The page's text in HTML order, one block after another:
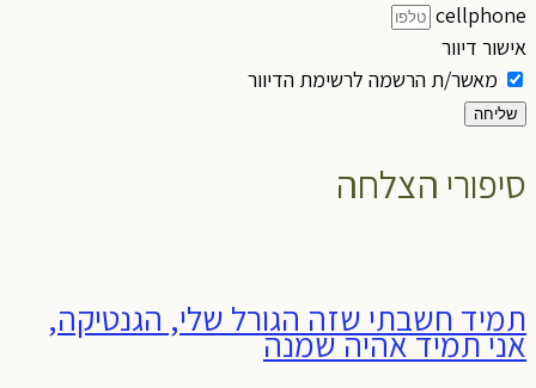
cellphone
אישור דיוור
מאשר/ת הרשמה לרשימת הדיוור
שליחה
סיפורי הצלחה
תמיד חשבתי שזה הגורל שלי, הגנטיקה,
אני תמיד אהיה שמנה